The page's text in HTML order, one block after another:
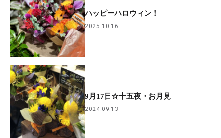
ハッピーハロウィン！
2025.10.16
9月17日☆十五夜・お月見
2024.09.13